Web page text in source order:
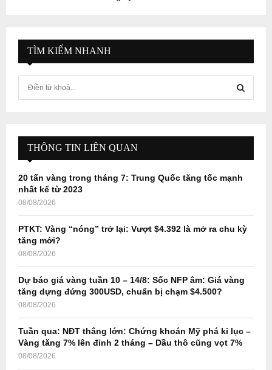
TÌM KIẾM NHANH
f
r
E
A
H
THÔNG TIN LIÊN QUAN
20 tấn vàng trong tháng 7: Trung Quốc tăng tốc mạnh
nhất kể từ 2023
08/08/2026
PTKT: Vàng “nóng” trở lại: Vượt $4.392 là mở ra chu kỳ
tăng mới?
08/08/2026
Dự báo giá vàng tuần 10 – 14/8: Sốc NFP âm: Giá vàng
tăng dựng đứng 300USD, chuẩn bị chạm $4.500?
08/08/2026
Tuần qua: NĐT thắng lớn: Chứng khoán Mỹ phá kỉ lục –
Vàng tăng 7% lên đỉnh 2 tháng – Dầu thô cũng vọt 7%
08/08/2026